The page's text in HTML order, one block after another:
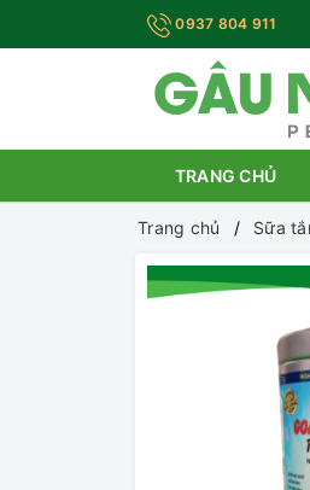
0937 804 911
TRANG CHỦ
Trang chủ Sữa